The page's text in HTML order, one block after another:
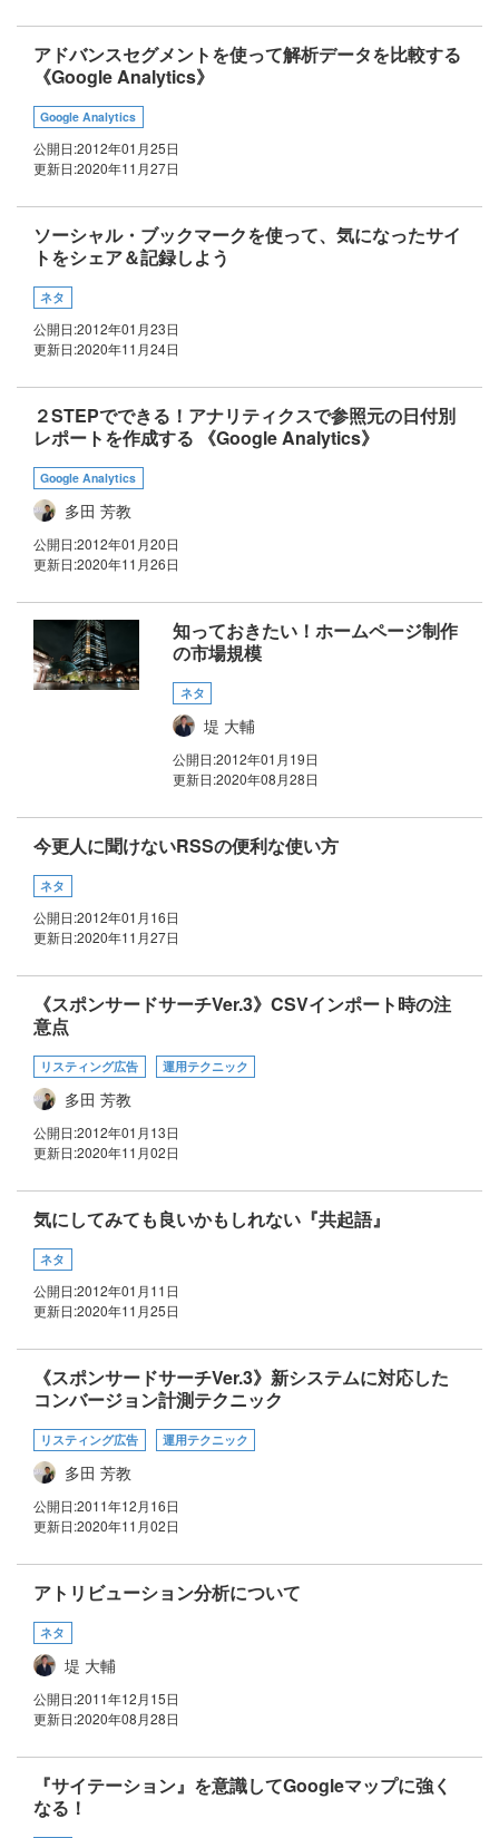
アドバンスセグメントを使って解析データを比較する
《Google Analytics》
Google Analytics
公開日:2012年01月25日
更新日:2020年11月27日
ソーシャル・ブックマークを使って、気になったサイ
トをシェア＆記録しよう
ネタ
公開日:2012年01月23日
更新日:2020年11月24日
２STEPでできる！アナリティクスで参照元の日付別
レポートを作成する 《Google Analytics》
Google Analytics
多田 芳教
公開日:2012年01月20日
更新日:2020年11月26日
知っておきたい！ホームページ制作
の市場規模
ネタ
堤 大輔
公開日:2012年01月19日
更新日:2020年08月28日
今更人に聞けないRSSの便利な使い方
ネタ
公開日:2012年01月16日
更新日:2020年11月27日
《スポンサードサーチVer.3》CSVインポート時の注
意点
リスティング広告 運用テクニック
多田 芳教
公開日:2012年01月13日
更新日:2020年11月02日
気にしてみても良いかもしれない『共起語』
ネタ
公開日:2012年01月11日
更新日:2020年11月25日
《スポンサードサーチVer.3》新システムに対応した
コンバージョン計測テクニック
リスティング広告 運用テクニック
多田 芳教
公開日:2011年12月16日
更新日:2020年11月02日
アトリビューション分析について
ネタ
堤 大輔
公開日:2011年12月15日
更新日:2020年08月28日
『サイテーション』を意識してGoogleマップに強く
なる！